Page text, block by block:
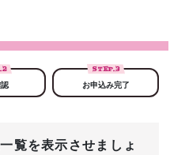
2 STEP.3
お申込み完了
覧を表示させましょ